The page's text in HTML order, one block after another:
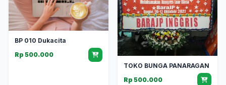
BP 010 Dukacita
Rp 500.000
TOKO BUNGA PANARAGAN
Rp 500.000